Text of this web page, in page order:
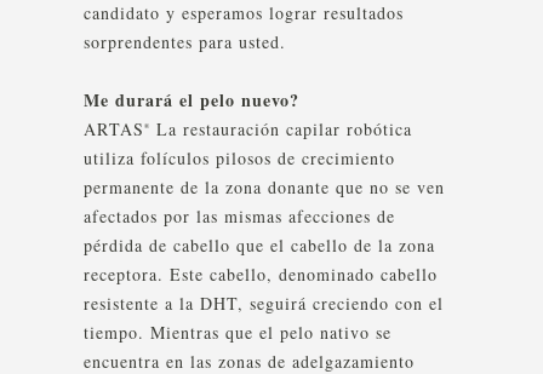
candidato y esperamos lograr resultados
sorprendentes para usted.
Me durará el pelo nuevo?
ARTAS ®
La restauración capilar robótica
utiliza folículos pilosos de crecimiento
permanente de la zona donante que no se ven
afectados por las mismas afecciones de
pérdida de cabello que el cabello de la zona
receptora. Este cabello, denominado cabello
resistente a la DHT, seguirá creciendo con el
tiempo. Mientras que el pelo nativo se
encuentra en las zonas de adelgazamiento